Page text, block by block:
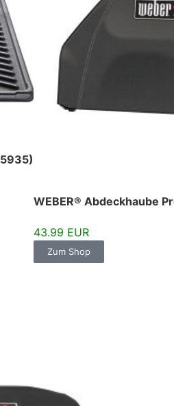
WEBER® Abdeckhaube
43.99 EUR
Zum Shop